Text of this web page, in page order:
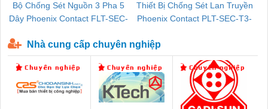
Bộ Chống Sét Nguồn 3 Pha 5
Dây Phoenix Contact FLT-SEC-
Thiết Bị Chống Sét Lan Truyền
Phoenix Contact PLT-SEC-T3-
Nhà cung cấp chuyên nghiệp